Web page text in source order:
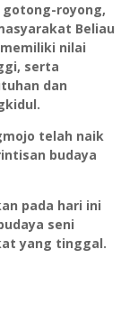
gotong-royong,
Beliau
nilai
serta
dan
telah naik
budaya
pada hari ini
seni
yang tinggal.